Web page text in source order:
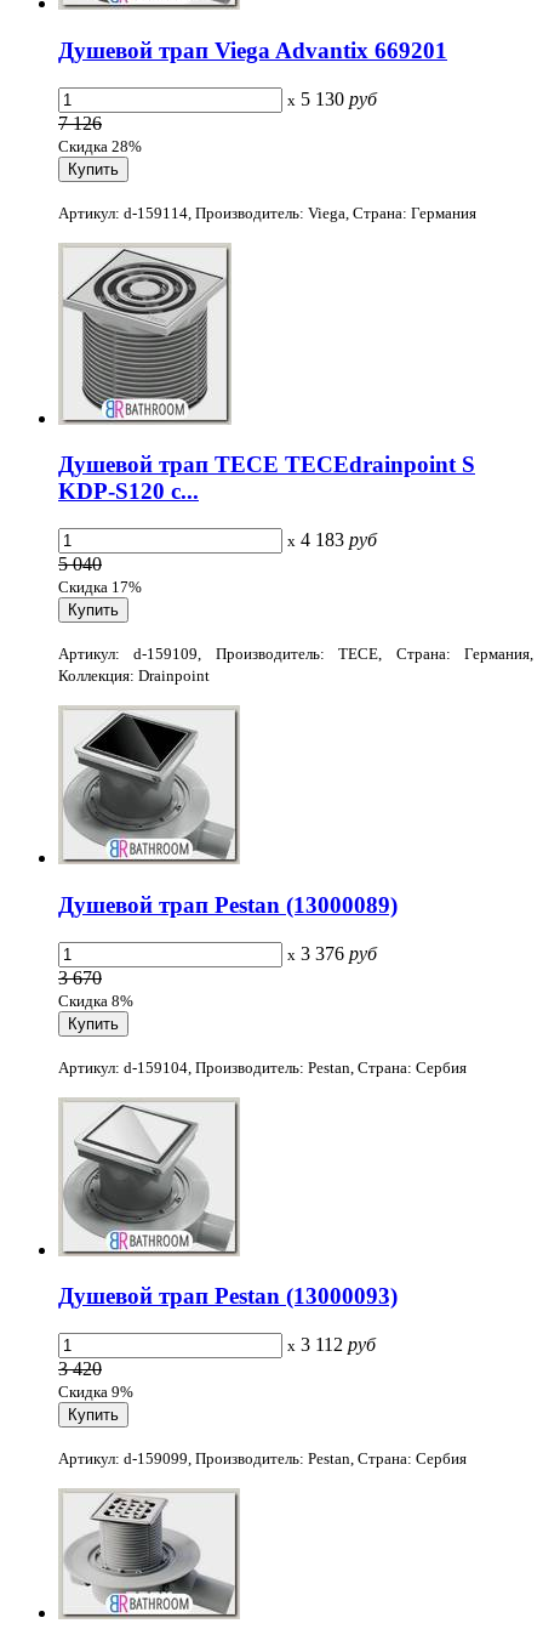
Душевой трап Viega Advantix 669201
x 5 130 руб
7 126
Скидка 28%
Артикул: d-159114, Производитель: Viega, Страна: Германия
Душевой трап TECE TECEdrainpoint S
KDP-S120 с...
x 4 183 руб
5 040
Скидка 17%
Артикул: d-159109, Производитель: TECE, Страна: Германия,
Коллекция: Drainpoint
Душевой трап Pestan (13000089)
x 3 376 руб
3 670
Скидка 8%
Артикул: d-159104, Производитель: Pestan, Страна: Сербия
Душевой трап Pestan (13000093)
x 3 112 руб
3 420
Скидка 9%
Артикул: d-159099, Производитель: Pestan, Страна: Сербия